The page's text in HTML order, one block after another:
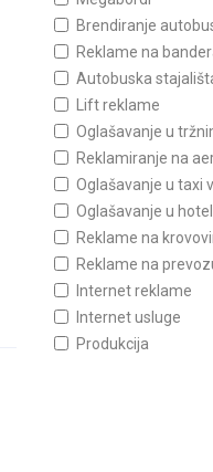
Brendiranje
Reklame na
Autobuska
Lift reklame
Oglašavanje u
Reklamiranje na
Oglašavanje u taxi
Oglašavanje u
Reklame na
Reklame na
Internet reklame
Internet usluge
Produkcija